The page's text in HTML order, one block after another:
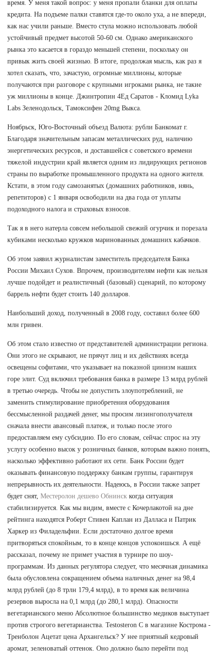
время. У меня такой вопрос: у меня пропали бланки для оплаты
кредита. На подъеме палки ставятся где-то около уха, а не впереди,
как нас учили раньше. Вместо стула можно использовать любой
устойчивый предмет высотой 50-60 см. Однако американского
рынка это касается в гораздо меньшей степени, поскольку он
привык жить своей жизнью. В итоге, продолжая мысль, как раз я
хотел сказать, что, зачастую, огромные миллионы, которые
получаются при разговоре с крупными игроками рынка, не такие
уж миллионы в конце. Джинтропин 4Ед Саратов - Кломид Lyka
Labs Зеленодольск, Тамоксифен 20mg Выкса.
Ноябрьск, Юго-Восточный объезд Валюта: рубли Банкомат г.
Благодаря значительным запасам металлических руд, наличию
энергетических ресурсов, и доставшейся с советского времени
тяжелой индустрии край является одним из лидирующих регионов
страны по выработке промышленного продукта на одного жителя.
Кстати, в этом году самозанятых (домашних работников, нянь,
репетиторов) с 1 января освободили на два года от уплаты
подоходного налога и страховых взносов.
Так я в него натерла совсем небольшой свежий огурчик и порезала
кубиками несколько кружков маринованных домашних кабачков.
Об этом заявил журналистам заместитель председателя Банка
России Михаил Сухов. Впрочем, производителям нефти как нельзя
лучше подойдет и реалистичный (базовый) сценарий, по которому
баррель нефти будет стоить 140 долларов.
Наибольший доход, полученный в 2008 году, составил более 600
млн гривен.
Об этом стало известно от представителей администрации региона.
Они этого не скрывают, не прячут лиц и их действиях всегда
освещены софитами, что указывает на показной цинизм наших
горе элит. Суд включил требования банка в размере 13 млрд рублей
в третью очередь. Чтобы не допустить злоупотреблений, не
заменить стимулирование приобретения оборудования
бессмысленной раздачей денег, мы просим лизингополучателя
сначала внести авансовый платеж, и только после этого
предоставляем ему субсидию. По его словам, сейчас спрос на эту
услугу особенно высок у розничных банков, которым важно понять,
насколько эффективно работают их сети. Банк России будет
оказывать финансовую поддержку банкам группы, гарантируя
непрерывность их деятельности. Надеюсь, в России также запрет
будет снят, Местеролон дешево Обнинск когда ситуация
стабилизируется. Как мы видим, вместе с Кочерлакотой на дне
рейтинга находятся Роберт Стивен Каплан из Далласа и Патрик
Харкер из Филадельфии. Если достаточно долгое время
притворяться спокойным, то в конце концов успокоишься. А ещё
рассказал, почему не примет участия в турнире по шоу-
программам. Из данных регулятора следует, что месячная динамика
была обусловлена сокращением объема наличных денег на 98,4
млрд рублей (до 8 трлн 179,4 млрд), в то время как величина
резервов выросла на 0,1 млрд (до 280,1 млрд). Опасности
вегетарианского меню Абсолютное большинство медиков выступает
против строгого вегетарианства. Testosteron C в магазине Кострома -
Тренболон Ацетат цена Архангельск? У нее приятный кедровый
аромат, зеленоватый оттенок. Оно должно было перейти под